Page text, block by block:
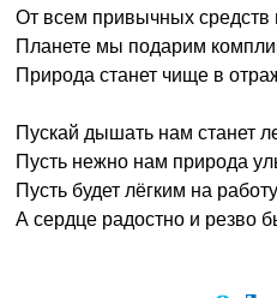
От всем привычных средств
Планете мы подарим
Природа станет чище в
Пускай дышать нам станет
Пусть нежно нам природа
Пусть будет лёгким на
А сердце радостно и резво